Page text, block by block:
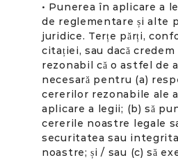
• Punerea în aplicare a
de reglementare și alte
juridice. Terțe părți,
citației, sau dacă credem
rezonabil că o astfel de
necesară pentru (a)
cererilor rezonabile ale
aplicare a legii; (b) să
cererile noastre legale
securitatea sau
noastre; și / sau (c) să